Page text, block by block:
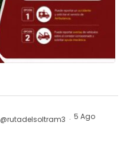
@rutadelsoltram3 · 5 Ago